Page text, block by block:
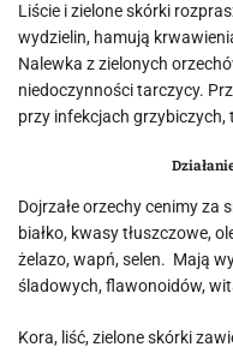
Liście i zielone skórki
wydzielin, hamują
Nalewka z zielonych
niedoczynności tarczycy.
przy infekcjach grzybiczych,
Dojrzałe orzechy cenimy
białko, kwasy tłuszczowe,
żelazo, wapń, selen. Mają
śladowych, flawonoidów,
Kora, liść, zielone skórki